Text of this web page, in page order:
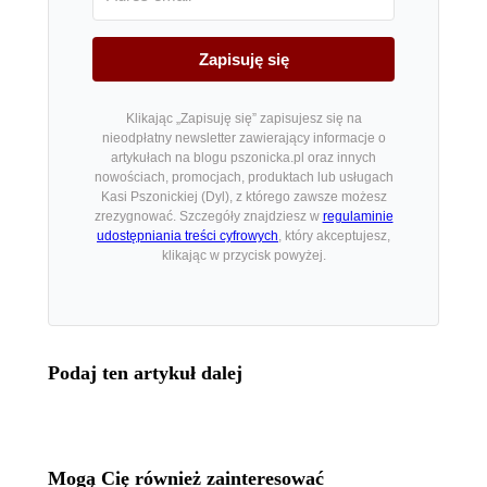
Zapisuję się
Klikając „Zapisuję się” zapisujesz się na
nieodpłatny newsletter zawierający informacje o
artykułach na blogu pszonicka.pl oraz innych
nowościach, promocjach, produktach lub usługach
Kasi Pszonickiej (Dyl), z którego zawsze możesz
zrezygnować. Szczegóły znajdziesz w regulaminie
udostępniania treści cyfrowych, który akceptujesz,
klikając w przycisk powyżej.
Podaj ten artykuł dalej
Mogą Cię również zainteresować